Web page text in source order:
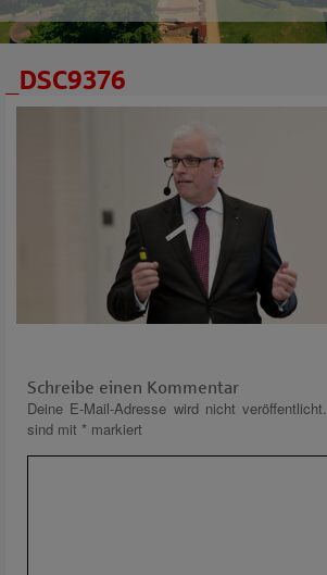
_DSC9376
Schreibe einen Kommentar
Deine E-Mail-Adresse wird nicht veröffentlicht.
sind mit * markiert